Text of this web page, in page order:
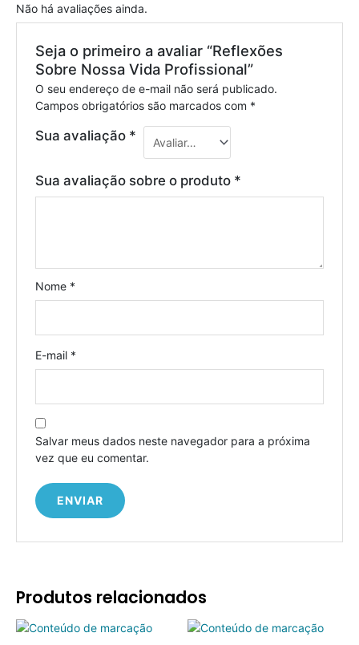
Não há avaliações ainda.
Seja o primeiro a avaliar “Reflexões
Sobre Nossa Vida Profissional”
O seu endereço de e-mail não será publicado.
Campos obrigatórios são marcados com *
Sua avaliação *
Sua avaliação sobre o produto *
Nome *
E-mail *
Salvar meus dados neste navegador para a próxima
vez que eu comentar.
Produtos relacionados